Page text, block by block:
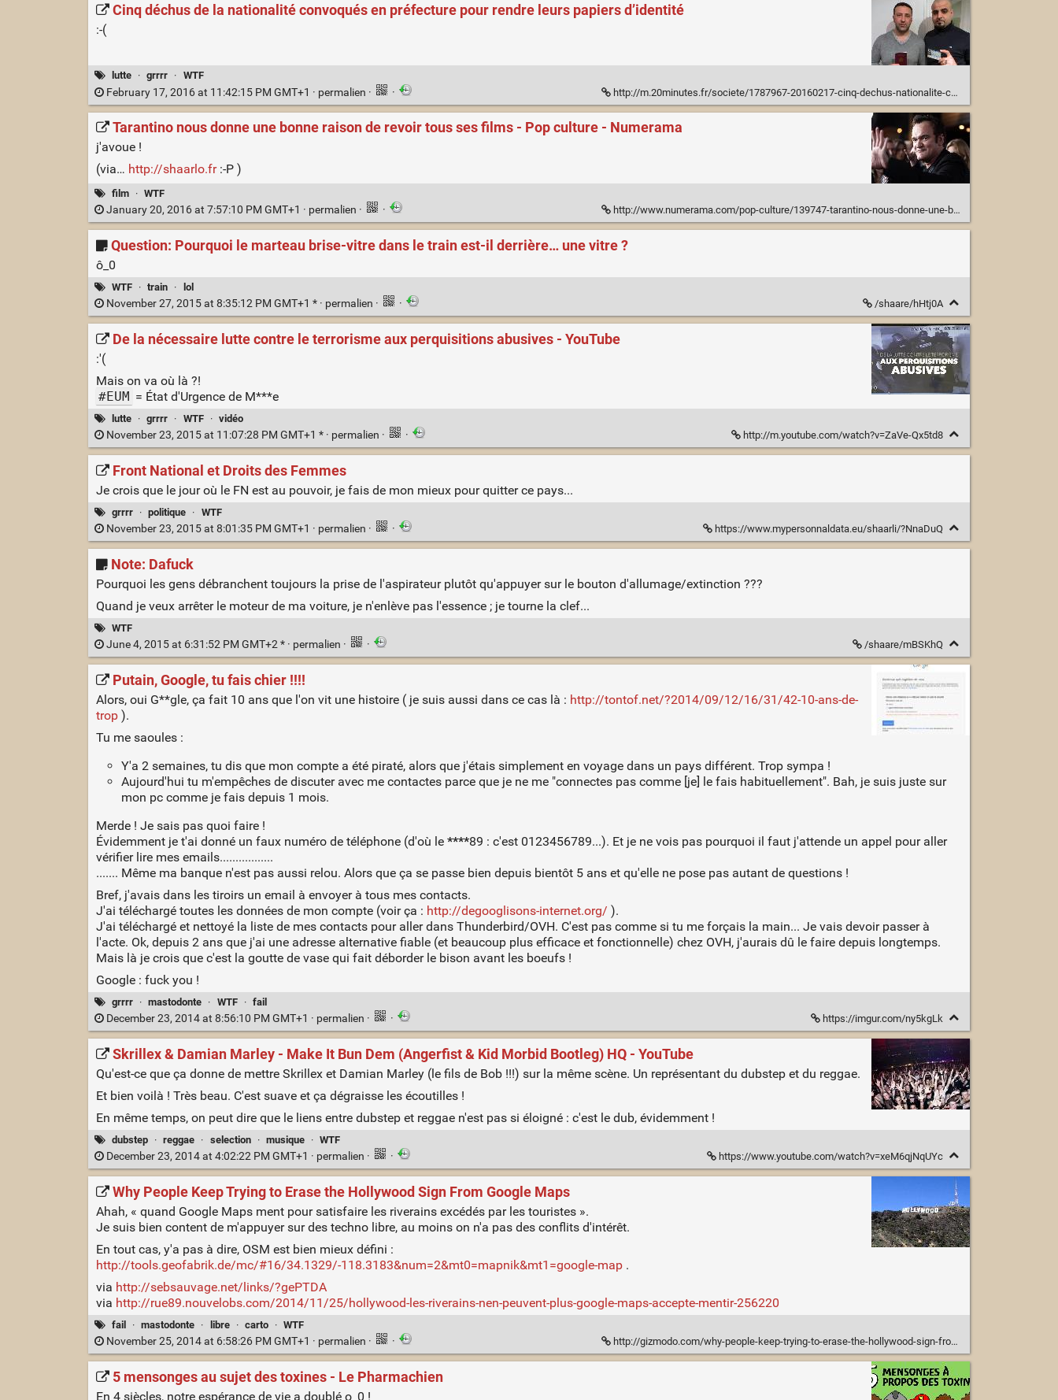
Cinq déchus de la nationalité convoqués en préfecture pour rendre leurs papiers d’identité
:-(
lutte · grrrr · WTF
February 17, 2016 at 11:42:15 PM GMT+1 · permalien · · http://m.20minutes.fr/societe/1787967-20160217-cinq-dechus-nationalite-convoques-prefecture-rendre-papiers-identite
Tarantino nous donne une bonne raison de revoir tous ses films - Pop culture - Numerama
j'avoue !
(via… http://shaarlo.fr:-P )
film · WTF
January 20, 2016 at 7:57:10 PM GMT+1 · permalien · · http://www.numerama.com/pop-culture/139747-tarantino-nous-donne-une-bonne-raison-de-revoir-tous-ses-films.html
Question: Pourquoi le marteau brise-vitre dans le train est-il derrière… une vitre ?
ô_0
WTF · train · lol
November 27, 2015 at 8:35:12 PM GMT+1 * · permalien · · /shaare/hHtj0A
De la nécessaire lutte contre le terrorisme aux perquisitions abusives - YouTube
:'(
Mais on va où là ?!
#EUM = État d'Urgence de M***e
lutte · grrrr · WTF · vidéo
November 23, 2015 at 11:07:28 PM GMT+1 * · permalien · · http://m.youtube.com/watch?v=ZaVe-Qx5td8
Front National et Droits des Femmes
Je crois que le jour où le FN est au pouvoir, je fais de mon mieux pour quitter ce pays...
grrrr · politique · WTF
November 23, 2015 at 8:01:35 PM GMT+1 · permalien · · https://www.mypersonnaldata.eu/shaarli/?NnaDuQ
Note: Dafuck
Pourquoi les gens débranchent toujours la prise de l'aspirateur plutôt qu'appuyer sur le bouton d'allumage/extinction ???
Quand je veux arrêter le moteur de ma voiture, je n'enlève pas l'essence ; je tourne la clef...
WTF
June 4, 2015 at 6:31:52 PM GMT+2 * · permalien · · /shaare/mBSKhQ
Putain, Google, tu fais chier !!!!
Alors, oui G**gle, ça fait 10 ans que l'on vit une histoire ( je suis aussi dans ce cas là : http://tontof.net/?2014/09/12/16/31/42-10-ans-de-
trop).
Tu me saoules :
Y'a 2 semaines, tu dis que mon compte a été piraté, alors que j'étais simplement en voyage dans un pays différent. Trop sympa !
Aujourd'hui tu m'empêches de discuter avec me contactes parce que je ne me "connectes pas comme [je] le fais habituellement". Bah, je suis juste sur
mon pc comme je fais depuis 1 mois.
Merde ! Je sais pas quoi faire !
Évidemment je t'ai donné un faux numéro de téléphone (d'où le ****89 : c'est 0123456789...). Et je ne vois pas pourquoi il faut j'attende un appel pour aller
vérifier lire mes emails.................
....... Même ma banque n'est pas aussi relou. Alors que ça se passe bien depuis bientôt 5 ans et qu'elle ne pose pas autant de questions !
Bref, j'avais dans les tiroirs un email à envoyer à tous mes contacts.
J'ai téléchargé toutes les données de mon compte (voir ça : http://degooglisons-internet.org/ ).
J'ai téléchargé et nettoyé la liste de mes contacts pour aller dans Thunderbird/OVH. C'est pas comme si tu me forçais la main... Je vais devoir passer à
l'acte. Ok, depuis 2 ans que j'ai une adresse alternative fiable (et beaucoup plus efficace et fonctionnelle) chez OVH, j'aurais dû le faire depuis longtemps.
Mais là je crois que c'est la goutte de vase qui fait déborder le bison avant les boeufs !
Google : fuck you !
grrrr · mastodonte · WTF · fail
December 23, 2014 at 8:56:10 PM GMT+1 · permalien · · https://imgur.com/ny5kgLk
Skrillex & Damian Marley - Make It Bun Dem (Angerfist & Kid Morbid Bootleg) HQ - YouTube
Qu'est-ce que ça donne de mettre Skrillex et Damian Marley (le fils de Bob !!!) sur la même scène. Un représentant du dubstep et du reggae.
Et bien voilà ! Très beau. C'est suave et ça dégraisse les écoutilles !
En même temps, on peut dire que le liens entre dubstep et reggae n'est pas si éloigné : c'est le dub, évidemment !
dubstep · reggae · selection · musique · WTF
December 23, 2014 at 4:02:22 PM GMT+1 · permalien · · https://www.youtube.com/watch?v=xeM6qjNqUYc
Why People Keep Trying to Erase the Hollywood Sign From Google Maps
Ahah, « quand Google Maps ment pour satisfaire les riverains excédés par les touristes ».
Je suis bien content de m'appuyer sur des techno libre, au moins on n'a pas des conflits d'intérêt.
En tout cas, y'a pas à dire, OSM est bien mieux défini :
http://tools.geofabrik.de/mc/#16/34.1329/-118.3183&num=2&mt0=mapnik&mt1=google-map.
via http://sebsauvage.net/links/?gePTDA
via http://rue89.nouvelobs.com/2014/11/25/hollywood-les-riverains-nen-peuvent-plus-google-maps-accepte-mentir-256220
fail · mastodonte · libre · carto · WTF
November 25, 2014 at 6:58:26 PM GMT+1 · permalien · · http://gizmodo.com/why-people-keep-trying-to-erase-the-hollywood-sign-from-1658084644
5 mensonges au sujet des toxines - Le Pharmachien
En 4 siècles, notre espérance de vie a doublé o_0 !